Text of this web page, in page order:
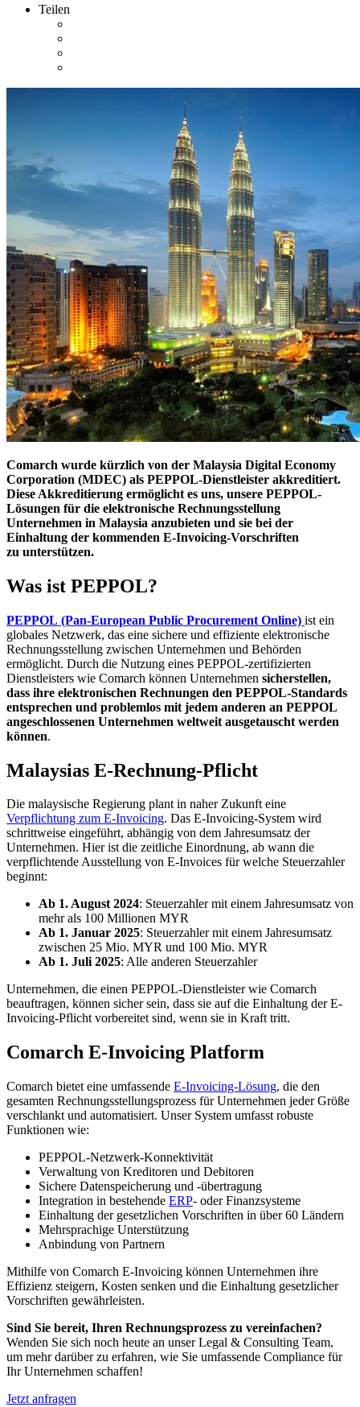
Teilen
Comarch wurde kürzlich von der Malaysia Digital Economy
Corporation (MDEC) als PEPPOL-Dienstleister akkreditiert.
Diese Akkreditierung ermöglicht es uns, unsere PEPPOL-
Lösungen für die elektronische Rechnungsstellung
Unternehmen in Malaysia anzubieten und sie bei der
Einhaltung der kommenden E-Invoicing-Vorschriften
zu unterstützen.
Was ist PEPPOL?
PEPPOL (Pan-European Public Procurement Online) ist ein
globales Netzwerk, das eine sichere und effiziente elektronische
Rechnungsstellung zwischen Unternehmen und Behörden
ermöglicht. Durch die Nutzung eines PEPPOL-zertifizierten
Dienstleisters wie Comarch können Unternehmen sicherstellen,
dass ihre elektronischen Rechnungen den PEPPOL-Standards
entsprechen und problemlos mit jedem anderen an PEPPOL
angeschlossenen Unternehmen weltweit ausgetauscht werden
können.
Malaysias E-Rechnung-Pflicht
Die malaysische Regierung plant in naher Zukunft eine
Verpflichtung zum E-Invoicing. Das E-Invoicing-System wird
schrittweise eingeführt, abhängig von dem Jahresumsatz der
Unternehmen. Hier ist die zeitliche Einordnung, ab wann die
verpflichtende Ausstellung von E-Invoices für welche Steuerzahler
beginnt:
Ab 1. August 2024: Steuerzahler mit einem Jahresumsatz von
mehr als 100 Millionen MYR
Ab 1. Januar 2025: Steuerzahler mit einem Jahresumsatz
zwischen 25 Mio. MYR und 100 Mio. MYR
Ab 1. Juli 2025: Alle anderen Steuerzahler
Unternehmen, die einen PEPPOL-Dienstleister wie Comarch
beauftragen, können sicher sein, dass sie auf die Einhaltung der E-
Invoicing-Pflicht vorbereitet sind, wenn sie in Kraft tritt.
Comarch E-Invoicing Platform
Comarch bietet eine umfassende E-Invoicing-Lösung, die den
gesamten Rechnungsstellungsprozess für Unternehmen jeder Größe
verschlankt und automatisiert. Unser System umfasst robuste
Funktionen wie:
PEPPOL-Netzwerk-Konnektivität
Verwaltung von Kreditoren und Debitoren
Sichere Datenspeicherung und -übertragung
Integration in bestehende ERP- oder Finanzsysteme
Einhaltung der gesetzlichen Vorschriften in über 60 Ländern
Mehrsprachige Unterstützung
Anbindung von Partnern
Mithilfe von Comarch E-Invoicing können Unternehmen ihre
Effizienz steigern, Kosten senken und die Einhaltung gesetzlicher
Vorschriften gewährleisten.
Sind Sie bereit, Ihren Rechnungsprozess zu vereinfachen?
Wenden Sie sich noch heute an unser Legal & Consulting Team,
um mehr darüber zu erfahren, wie Sie umfassende Compliance für
Ihr Unternehmen schaffen!
Jetzt anfragen